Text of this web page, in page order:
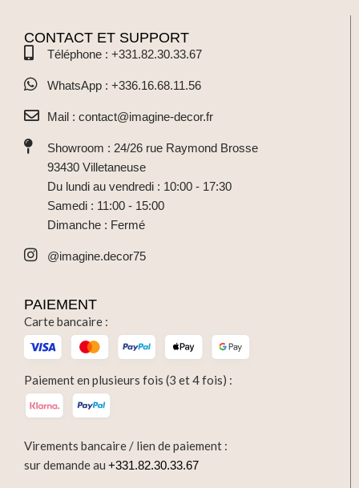
CONTACT ET SUPPORT
Téléphone : +331.82.30.33.67
WhatsApp : +336.16.68.11.56
Mail : contact@imagine-decor.fr
Showroom : 24/26 rue Raymond Brosse
93430 Villetaneuse
Du lundi au vendredi : 10:00 - 17:30
Samedi : 11:00 - 15:00
Dimanche : Fermé
@imagine.decor75
PAIEMENT
Carte bancaire :
Paiement en plusieurs fois (3 et 4 fois) :
Virements bancaire / lien de paiement :
sur demande au +331.82.30.33.67